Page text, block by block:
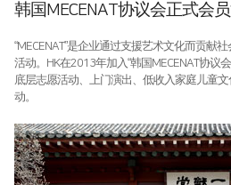
韩国MECENAT协议会正式会
“MECENAT”是企业通过支援艺术文化而贡献
活动。HK在2013年加入“韩国MECENAT协议
底层志愿活动、上门演出、低收入家庭儿童
动。